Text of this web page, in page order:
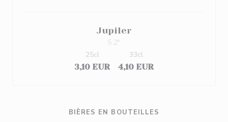
Jupiler
5.2°
3,10 EUR
25cl
4,10 EUR
33cl
BIÈRES EN BOUTEILLES